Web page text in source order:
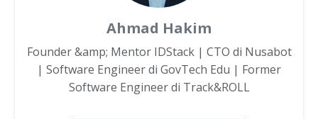
Ahmad Hakim
Founder &amp; Mentor IDStack | CTO di Nusabot
| Software Engineer di GovTech Edu | Former
Software Engineer di Track&ROLL